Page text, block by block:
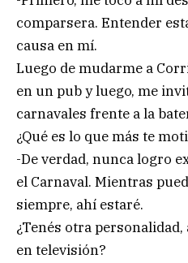
comparsera. Entender
causa en mí.
Luego de mudarme a
en un pub y luego, me
carnavales frente a la
¿Qué es lo que más te
-De verdad, nunca logro
el Carnaval. Mientras
siempre, ahí estaré.
¿Tenés otra personalidad,
en televisión?